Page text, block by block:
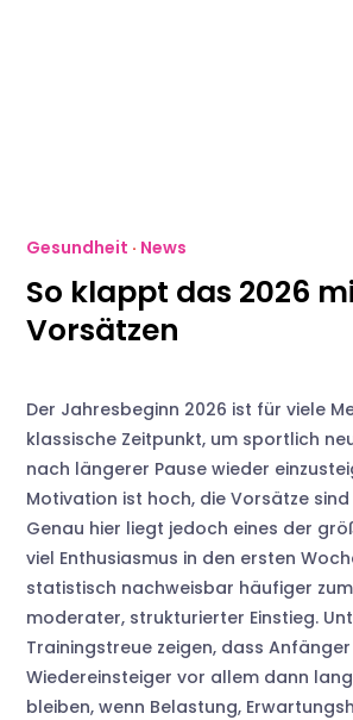
Gesundheit · News
So klappt das 2026
Vorsätzen
Der Jahresbeginn 2026 ist für viele
klassische Zeitpunkt, um sportlich
nach längerer Pause wieder
Motivation ist hoch, die Vorsätze
Genau hier liegt jedoch eines der
viel Enthusiasmus in den ersten
statistisch nachweisbar häufiger
moderater, strukturierter Einstieg.
Trainingstreue zeigen, dass
Wiedereinsteiger vor allem dann
bleiben, wenn Belastung,